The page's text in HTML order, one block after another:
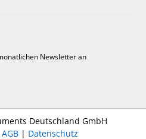
Newsletter an
Deutschland GmbH
AGB | Datenschutz